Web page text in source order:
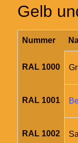
Gelb
Nummer
RAL 1000
RAL 1001
RAL 1002